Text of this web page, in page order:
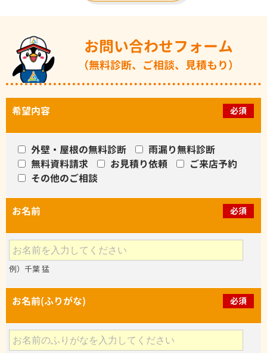
お問い合わせフォーム
（無料診断、ご相談、見積もり）
希望内容 必須
外壁・屋根の無料診断
雨漏り無料診断
無料資料請求
お見積り依頼
ご来店予約
その他のご相談
お名前 必須
例）千葉 猛
お名前(ふりがな) 必須